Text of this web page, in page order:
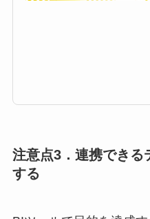
注意点3．連携できる
する